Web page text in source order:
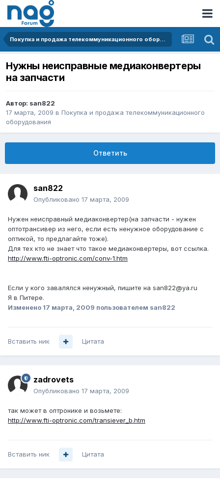
Покупка и продажа телекоммуникационного оборудования
Нужны неисправные медиаконвертеры
на запчасти
Автор: san822
17 марта, 2009 в Покупка и продажа телекоммуникационного
оборудования
Ответить
san822
Опубликовано 17 марта, 2009
Нужен неисправный медиаконвертер(на запчасти - нужен
оптотрансивер из него, если есть ненужное оборудование с
оптикой, то предлагайте тоже).
Для тех кто не знает что такое медиаконвертеры, вот ссылка.
http://www.fti-optronic.com/conv-1.htm
Если у кого завалялся ненужный, пишите на san822@ya.ru
Я в Питере.
Изменено 17 марта, 2009 пользователем san822
Вставить ник Цитата
zadrovets
Опубликовано 17 марта, 2009
так может в оптронике и возьмете:
http://www.fti-optronic.com/transiever_b.htm
Вставить ник Цитата